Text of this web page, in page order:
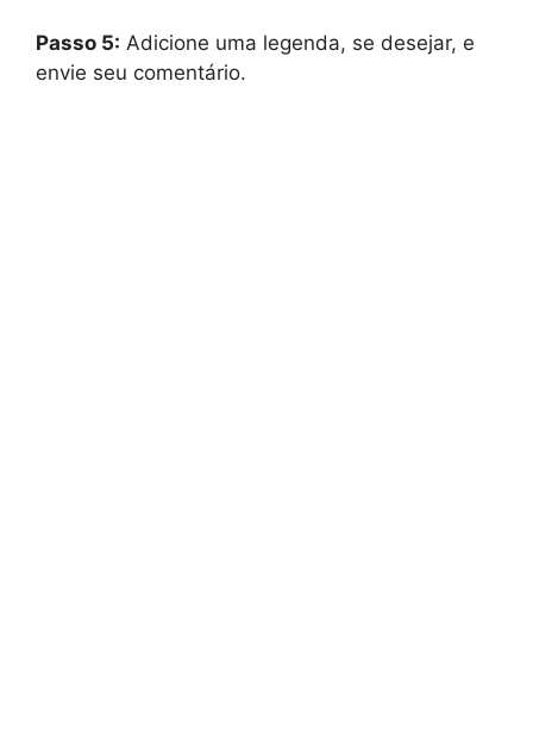
Passo 5: Adicione uma legenda, se desejar, e
envie seu comentário.